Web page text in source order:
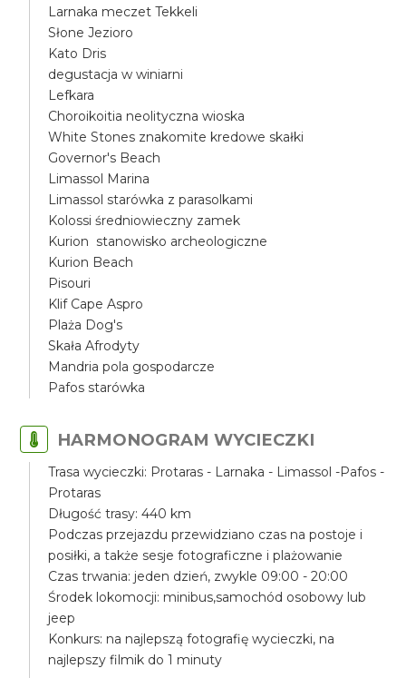
Larnaka meczet Tekkeli
Słone Jezioro
Kato Dris
degustacja w winiarni
Lefkara
Choroikoitia neolityczna wioska
White Stones znakomite kredowe skałki
Governor's Beach
Limassol Marina
Limassol starówka z parasolkami
Kolossi średniowieczny zamek
Kurion stanowisko archeologiczne
Kurion Beach
Pisouri
Klif Cape Aspro
Plaża Dog's
Skała Afrodyty
Mandria pola gospodarcze
Pafos starówka
HARMONOGRAM WYCIECZKI
Trasa wycieczki: Protaras - Larnaka - Limassol -Pafos -
Protaras
Długość trasy: 440 km
Podczas przejazdu przewidziano czas na postoje i
posiłki, a także sesje fotograficzne i plażowanie
Czas trwania: jeden dzień, zwykle 09:00 - 20:00
Środek lokomocji: minibus,samochód osobowy lub
jeep
Konkurs: na najlepszą fotografię wycieczki, na
najlepszy filmik do 1 minuty